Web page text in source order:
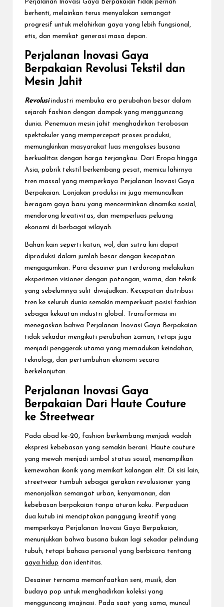
Perjalanan Inovasi Gaya Berpakaian tidak pernah
berhenti, melainkan terus menyalakan semangat
progresif untuk melahirkan gaya yang lebih fungsional,
etis, dan memikat generasi masa depan.
Perjalanan Inovasi Gaya
Berpakaian Revolusi Tekstil dan
Mesin Jahit
Revolusiindustri membuka era perubahan besar dalam
sejarah fashion dengan dampak yang mengguncang
dunia. Penemuan mesin jahit menghadirkan terobosan
spektakuler yang mempercepat proses produksi,
memungkinkan masyarakat luas mengakses busana
berkualitas dengan harga terjangkau. Dari Eropa hingga
Asia, pabrik tekstil berkembang pesat, memicu lahirnya
tren massal yang memperkaya Perjalanan Inovasi Gaya
Berpakaian. Lonjakan produksi ini juga memunculkan
beragam gaya baru yang mencerminkan dinamika sosial,
mendorong kreativitas, dan memperluas peluang
ekonomi di berbagai wilayah.
Bahan kain seperti katun, wol, dan sutra kini dapat
diproduksi dalam jumlah besar dengan kecepatan
mengagumkan. Para desainer pun terdorong melakukan
eksperimen visioner dengan potongan, warna, dan teknik
yang sebelumnya sulit diwujudkan. Kecepatan distribusi
tren ke seluruh dunia semakin memperkuat posisi fashion
sebagai kekuatan industri global. Transformasi ini
menegaskan bahwa Perjalanan Inovasi Gaya Berpakaian
tidak sekadar mengikuti perubahan zaman, tetapi juga
menjadi penggerak utama yang memadukan keindahan,
teknologi, dan pertumbuhan ekonomi secara
berkelanjutan.
Perjalanan Inovasi Gaya
Berpakaian Dari Haute Couture
ke Streetwear
Pada abad ke-20, fashion berkembang menjadi wadah
ekspresi kebebasan yang semakin berani. Haute couture
yang mewah menjadi simbol status sosial, menampilkan
kemewahan ikonik yang memikat kalangan elit. Di sisi lain,
streetwear tumbuh sebagai gerakan revolusioner yang
menonjolkan semangat urban, kenyamanan, dan
kebebasan berpakaian tanpa aturan kaku. Perpaduan
dua kutub ini menciptakan panggung kreatif yang
memperkaya Perjalanan Inovasi Gaya Berpakaian,
menunjukkan bahwa busana bukan lagi sekadar pelindung
tubuh, tetapi bahasa personal yang berbicara tentang
gaya hidup dan identitas.
Desainer ternama memanfaatkan seni, musik, dan
budaya pop untuk menghadirkan koleksi yang
mengguncang imajinasi. Pada saat yang sama, muncul